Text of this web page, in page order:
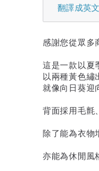
翻譯成英文
感謝您從眾多
這是一款以夏
以兩種黃色繡
就像向日葵迎
背面採用毛氈
除了能為衣物
亦能為休閒風